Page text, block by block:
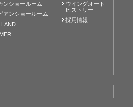
ンショールーム
アンショールーム
ウイングオート
ヒストリー
採用情報